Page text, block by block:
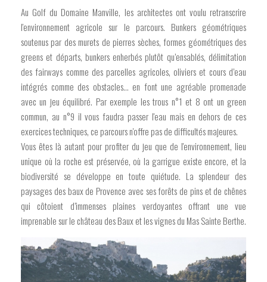
Au Golf du Domaine Manville, les architectes ont voulu retranscrire
l'environnement agricole sur le parcours. Bunkers géométriques
soutenus par des murets de pierres sèches, formes géométriques des
greens et départs, bunkers enherbés plutôt qu’ensablés, délimitation
des fairways comme des parcelles agricoles, oliviers et cours d’eau
intégrés comme des obstacles… en font une agréable promenade
avec un jeu équilibré. Par exemple les trous n°1 et 8 ont un green
commun, au n°9 il vous faudra passer l'eau mais en dehors de ces
exercices techniques, ce parcours n'offre pas de difficultés majeures.
Vous êtes là autant pour profiter du jeu que de l'environnement, lieu
unique où la roche est préservée, où la garrigue existe encore, et la
biodiversité se développe en toute quiétude. La splendeur des
paysages des baux de Provence avec ses forêts de pins et de chênes
qui côtoient d’immenses plaines verdoyantes offrant une vue
imprenable sur le château des Baux et les vignes du Mas Sainte Berthe.